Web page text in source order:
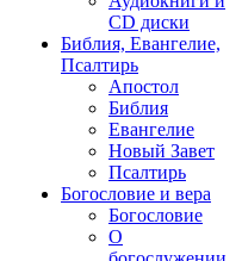
CD диски
Библия, Евангелие,
Псалтирь
Апостол
Библия
Евангелие
Новый Завет
Псалтирь
Богословие и вера
Богословие
О